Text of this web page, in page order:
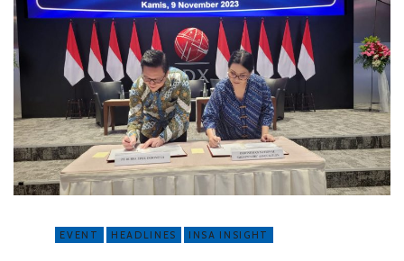
EVENT HEADLINES INSA INSIGHT